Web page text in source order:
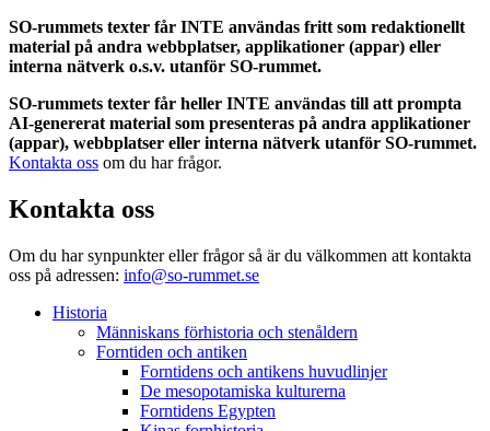
SO-rummets texter får INTE användas fritt som redaktionellt
material på andra webbplatser, applikationer (appar) eller
interna nätverk o.s.v. utanför SO-rummet.
SO-rummets texter får heller INTE användas till att prompta
AI-genererat material som presenteras på andra applikationer
(appar), webbplatser eller interna nätverk utanför SO-rummet.
Kontakta oss om du har frågor.
Kontakta oss
Om du har synpunkter eller frågor så är du välkommen att kontakta
oss på adressen: info@so-rummet.se
Historia
Människans förhistoria och stenåldern
Forntiden och antiken
Forntidens och antikens huvudlinjer
De mesopotamiska kulturerna
Forntidens Egypten